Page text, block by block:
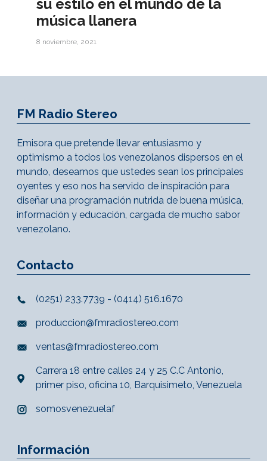
su estilo en el mundo de la
música llanera
8 noviembre, 2021
FM Radio Stereo
Emisora que pretende llevar entusiasmo y
optimismo a todos los venezolanos dispersos en el
mundo, deseamos que ustedes sean los principales
oyentes y eso nos ha servido de inspiración para
diseñar una programación nutrida de buena música,
información y educación, cargada de mucho sabor
venezolano.
Contacto
(0251) 233.7739 - (0414) 516.1670
produccion@fmradiostereo.com
ventas@fmradiostereo.com
Carrera 18 entre calles 24 y 25 C.C Antonio,
primer piso, oficina 10, Barquisimeto, Venezuela
somosvenezuelaf
Información